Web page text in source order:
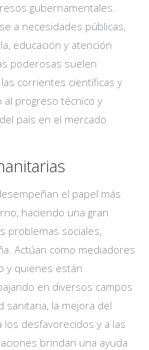
gubernamentales.
a necesidades públicas,
educación y atención
poderosas suelen
corrientes científicas y
progreso técnico y
país en el mercado
el papel más
haciendo una gran
problemas sociales,
Actúan como mediadores
y quienes están
en diversos campos
sanitaria, la mejora del
los desfavorecidos y a las
brindan una ayuda